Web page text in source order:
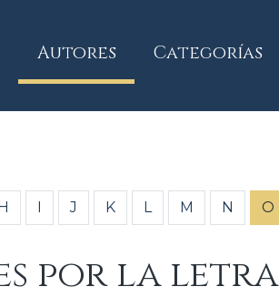
Autores Categorías
I J K L M N O
por la letra